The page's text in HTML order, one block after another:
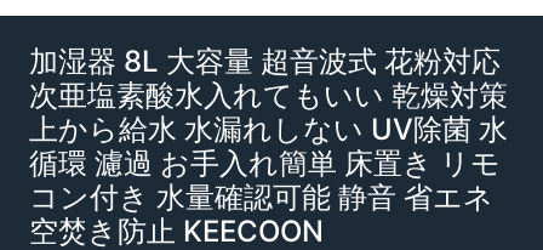
加湿器 8L 大容量 超音波式 花粉対応
次亜塩素酸水入れてもいい 乾燥対策
上から給水 水漏れしない UV除菌 水
循環 濾過 お手入れ簡単 床置き リモ
コン付き 水量確認可能 静音 省エネ
空焚き防止 KEECOON